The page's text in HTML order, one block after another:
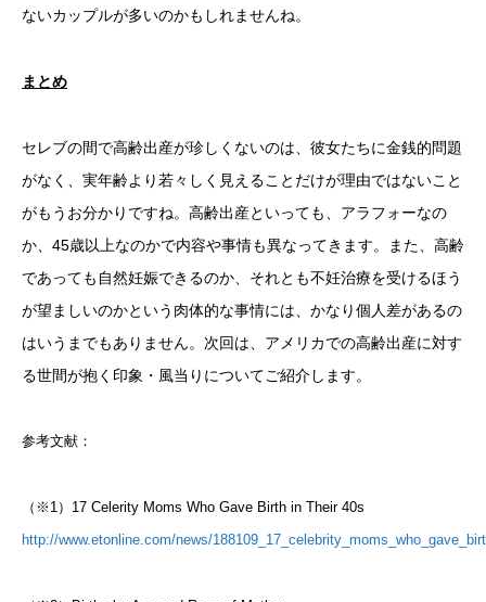
ないカップルが多いのかもしれませんね。
まとめ
セレブの間で高齢出産が珍しくないのは、彼女たちに金銭的問題
がなく、実年齢より若々しく見えることだけが理由ではないこと
がもうお分かりですね。高齢出産といっても、アラフォーなの
か、45歳以上なのかで内容や事情も異なってきます。また、高齢
であっても自然妊娠できるのか、それとも不妊治療を受けるほう
が望ましいのかという肉体的な事情には、かなり個人差があるの
はいうまでもありません。次回は、アメリカでの高齢出産に対す
る世間が抱く印象・風当りについてご紹介します。
参考文献：
（※1）17 Celerity Moms Who Gave Birth in Their 40s
http://www.etonline.com/news/